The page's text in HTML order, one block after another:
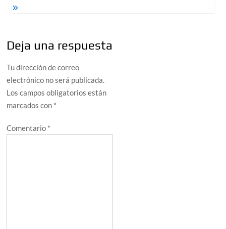
Deja una respuesta
Tu dirección de correo
electrónico no será publicada.
Los campos obligatorios están
marcados con *
Comentario *